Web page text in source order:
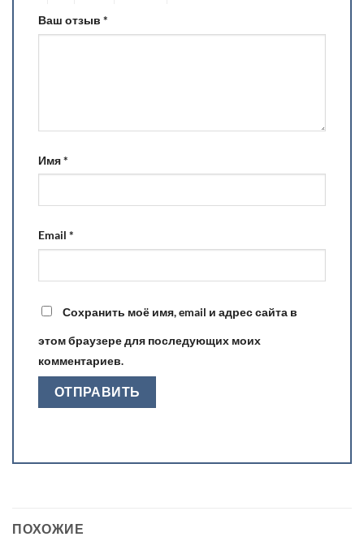
Ваш отзыв *
Имя*
Email *
Сохранить моё имя, email и адрес сайта в
этом браузере для последующих моих
комментариев.
ПОХОЖИЕ